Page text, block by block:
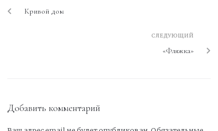
Кривой дом
СЛЕДУЮЩИЙ
«Фляжка»
Добавить комментарий